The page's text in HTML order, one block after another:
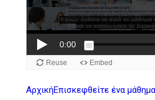
ΑρχικήΕπισκεφθείτε ένα μάθημα